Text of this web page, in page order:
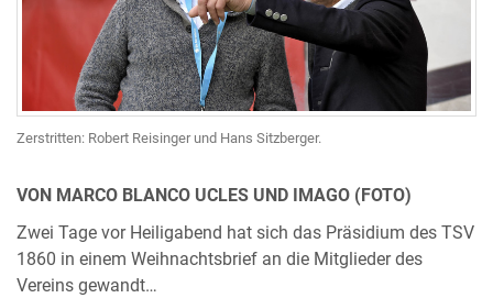
Zerstritten: Robert Reisinger und Hans Sitzberger.
VON MARCO BLANCO UCLES UND IMAGO (FOTO)
Zwei Tage vor Heiligabend hat sich das Präsidium des TSV
1860 in einem Weihnachtsbrief an die Mitglieder des
Vereins gewandt…